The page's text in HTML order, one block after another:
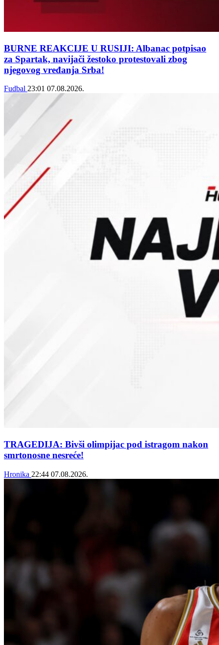
BURNE REAKCIJE U RUSIJI: Albanac potpisao
za Spartak, navijači žestoko protestovali zbog
njegovog vređanja Srba!
Fudbal 23:01 07.08.2026.
TRAGEDIJA: Bivši olimpijac pod istragom nakon
smrtonosne nesreće!
Hronika 22:44 07.08.2026.